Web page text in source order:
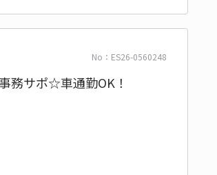
No：ES26-0560248
務サポ☆車通勤OK！